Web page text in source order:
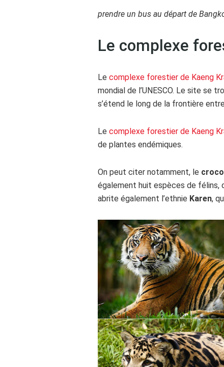
prendre un bus au départ de
Le complexe
Le complexe forestier de Kaeng
mondial de l’UNESCO. Le site se
s’étend le long de la frontière
Le complexe forestier de Kaeng
de plantes endémiques.
On peut citer notamment, le
également huit espèces de félins,
abrite également l’ethnie Karen,